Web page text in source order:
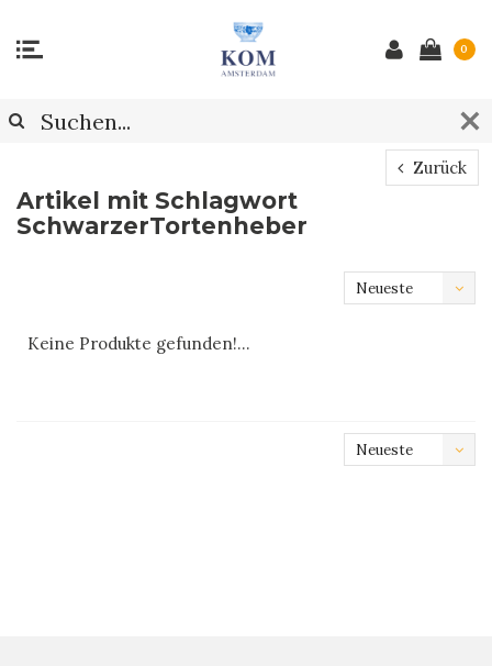
0
Zurück
Artikel mit Schlagwort
SchwarzerTortenheber
Neueste
Keine Produkte gefunden!...
Neueste